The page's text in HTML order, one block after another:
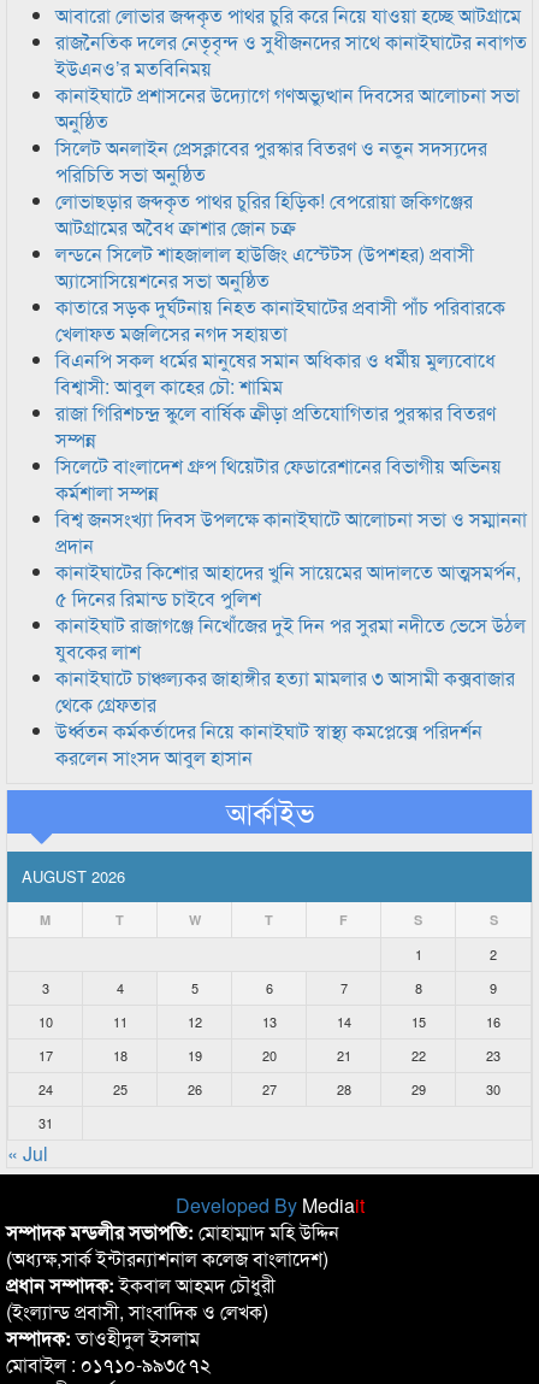
আবারো লোভার জব্দকৃত পাথর চুরি করে নিয়ে যাওয়া হচ্ছে আটগ্রামে
রাজনৈতিক দলের নেতৃবৃন্দ ও সুধীজনদের সাথে কানাইঘাটের নবাগত
ইউএনও’র মতবিনিময়
কানাইঘাটে প্রশাসনের উদ্যোগে গণঅভ্যুত্থান দিবসের আলোচনা সভা
অনুষ্ঠিত
সিলেট অনলাইন প্রেসক্লাবের পুরস্কার বিতরণ ও নতুন সদস্যদের
পরিচিতি সভা অনুষ্ঠিত
লোভাছড়ার জব্দকৃত পাথর চুরির হিড়িক! বেপরোয়া জকিগঞ্জের
আটগ্রামের অবৈধ ক্রাশার জোন চক্র
লন্ডনে সিলেট শাহজালাল হাউজিং এস্টেটস (উপশহর) প্রবাসী
অ্যাসোসিয়েশনের সভা অনুষ্ঠিত
কাতারে সড়ক দুর্ঘটনায় নিহত কানাইঘাটের প্রবাসী পাঁচ পরিবারকে
খেলাফত মজলিসের নগদ সহায়তা
বিএনপি সকল ধর্মের মানুষের সমান অধিকার ও ধর্মীয় মুল্যবোধে
বিশ্বাসী: আবুল কাহের চৌ: শামিম
রাজা গিরিশচন্দ্র স্কুলে বার্ষিক ক্রীড়া প্রতিযোগিতার পুরস্কার বিতরণ
সম্পন্ন
সিলেটে বাংলাদেশ গ্রুপ থিয়েটার ফেডারেশানের বিভাগীয় অভিনয়
কর্মশালা সম্পন্ন
বিশ্ব জনসংখ্যা দিবস উপলক্ষে কানাইঘাটে আলোচনা সভা ও সম্মাননা
প্রদান
কানাইঘাটের কিশোর আহাদের খুনি সায়েমের আদালতে আত্মসমর্পন,
৫ দিনের রিমান্ড চাইবে পুলিশ
কানাইঘাট রাজাগঞ্জে নিখোঁজের দুই দিন পর সুরমা নদীতে ভেসে উঠল
যুবকের লাশ
কানাইঘাটে চাঞ্চল্যকর জাহাঙ্গীর হত্যা মামলার ৩ আসামী কক্সবাজার
থেকে গ্রেফতার
উর্ধ্বতন কর্মকর্তাদের নিয়ে কানাইঘাট স্বাস্থ্য কমপ্লেক্সে পরিদর্শন
করলেন সাংসদ আবুল হাসান
আর্কাইভ
AUGUST 2026
M T W T F S S
1
2
3
4 5 6 7 8
9
10
11 12 13 14 15
16
17
18 19 20 21 22
23
24
25 26 27 28 29
30
31
« Jul
Developed By Mediait
সম্পাদক মন্ডলীর সভাপতি: মোহাম্মাদ মহি উদ্দিন
(অধ্যক্ষ,সার্ক ইন্টারন্যাশনাল কলেজ বাংলাদেশ)
প্রধান সম্পাদক:ইকবাল আহমদ চৌধুরী
(ইংল্যান্ড প্রবাসী, সাংবাদিক ও লেখক)
সম্পাদক:তাওহীদুল ইসলাম
মোবাইল : ০১৭১০-৯৯৩৫৭২